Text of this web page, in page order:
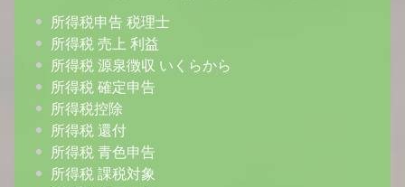
所得税申告 税理士
所得税 売上 利益
所得税 源泉徴収 いくらから
所得税 確定申告
所得税控除
所得税 還付
所得税 青色申告
所得税 課税対象